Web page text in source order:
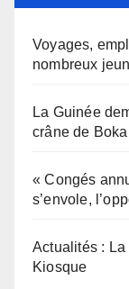
Voyages,
nombreux
La Guinée
crâne de
« Congés
s’envole,
Actualités :
Kiosque